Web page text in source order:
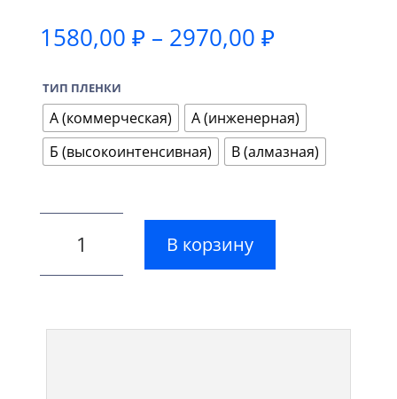
1580,00 ₽ – 2970,00 ₽Диапазон
–
2970,00 ₽
ТИП ПЛЕНКИ
А (коммерческая)
А (инженерная)
Б (высокоинтенсивная)
В (алмазная)
В корзину